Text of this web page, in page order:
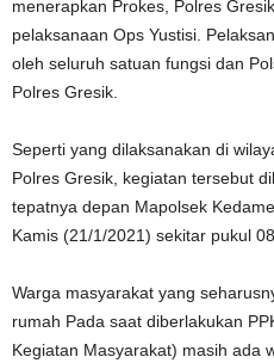
menerapkan Prokes, Polres
pelaksanaan Ops Yustisi.
oleh seluruh satuan fungsi dan
Polres Gresik.
Seperti yang dilaksanakan di
Polres Gresik, kegiatan tersebut
tepatnya depan Mapolsek
Kamis (21/1/2021) sekitar pukul
Warga masyarakat yang
rumah Pada saat diberlakukan
Kegiatan Masyarakat) masih ada